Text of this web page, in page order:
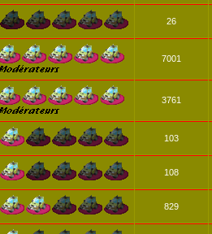
26
7001
3761
103
108
829